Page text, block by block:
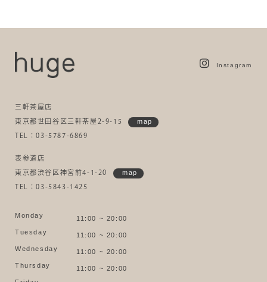
Instagram
三軒茶屋店
東京都世田谷区三軒茶屋2-9-15 map
TEL：03-5787-6869
表参道店
東京都渋谷区神宮前4-1-20 map
TEL：03-5843-1425
Monday
11:00 ~ 20:00
Tuesday
11:00 ~ 20:00
Wednesday
11:00 ~ 20:00
Thursday
11:00 ~ 20:00